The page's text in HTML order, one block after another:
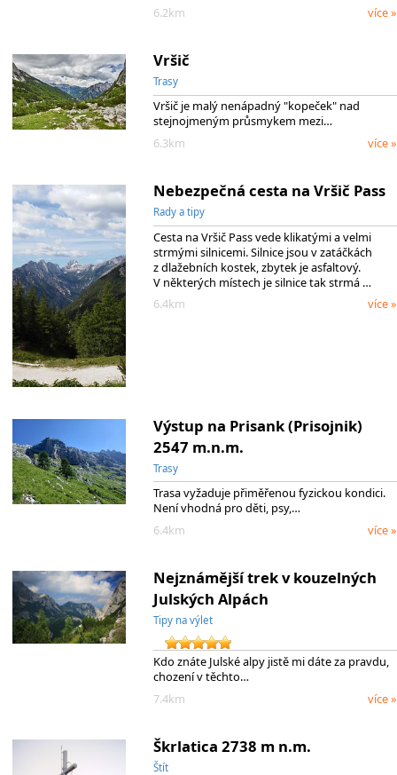
6.2km
více »
Vršič
Trasy
Vršič je malý nenápadný "kopeček" nad
stejnojmeným průsmykem mezi…
6.3km
více »
Nebezpečná cesta na Vršič Pass
Rady a tipy
Cesta na Vršič Pass vede klikatými a velmi
strmými silnicemi. Silnice jsou v zatáčkách
z dlažebních kostek, zbytek je asfaltový.
V některých místech je silnice tak strmá …
6.4km
více »
Výstup na Prisank (Prisojnik)
2547 m.n.m.
Trasy
Trasa vyžaduje přiměřenou fyzickou kondici.
Není vhodná pro děti, psy,…
6.4km
více »
Nejznámější trek v kouzelných
Julských Alpách
Tipy na výlet
Kdo znáte Julské alpy jistě mi dáte za pravdu,
chození v těchto…
7.4km
více »
Škrlatica 2738 m n.m.
Štít